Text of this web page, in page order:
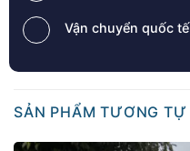
Vận chuyển quốc tế
SẢN PHẨM TƯƠNG TỰ